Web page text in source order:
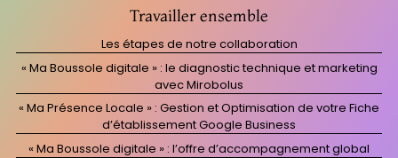
Travailler ensemble
Les étapes de notre collaboration
« Ma Boussole digitale » : le diagnostic technique et marketing
avec Mirobolus
« Ma Présence Locale » : Gestion et Optimisation de votre Fiche
d’établissement Google Business
« Ma Boussole digitale » : l’offre d’accompagnement global